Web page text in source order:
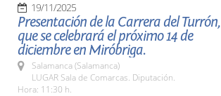
19/11/2025
Presentación de la Carrera del Turrón,
que se celebrará el próximo 14 de
diciembre en Miróbriga.
Salamanca (Salamanca)
LUGAR Sala de Comarcas. Diputación.
Hora: 11:30 h.